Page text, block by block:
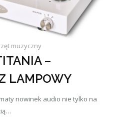
muzyczny
–
LAMPOWY
nowinek audio nie tylko na